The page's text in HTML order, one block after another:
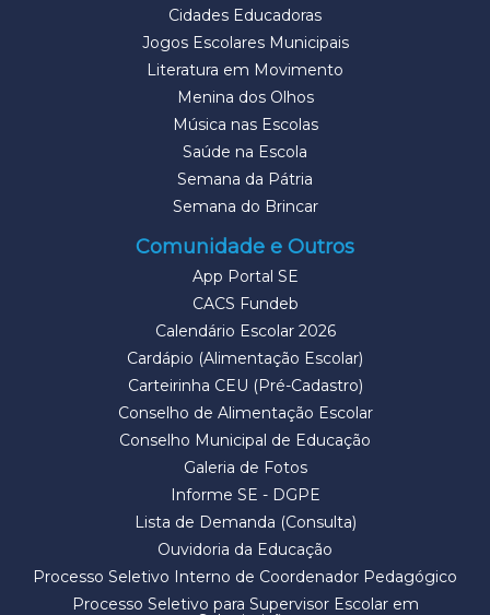
Cidades Educadoras
Jogos Escolares Municipais
Literatura em Movimento
Menina dos Olhos
Música nas Escolas
Saúde na Escola
Semana da Pátria
Semana do Brincar
Comunidade e Outros
App Portal SE
CACS Fundeb
Calendário Escolar 2026
Cardápio (Alimentação Escolar)
Carteirinha CEU (Pré-Cadastro)
Conselho de Alimentação Escolar
Conselho Municipal de Educação
Galeria de Fotos
Informe SE - DGPE
Lista de Demanda (Consulta)
Ouvidoria da Educação
Processo Seletivo Interno de Coordenador Pedagógico
Processo Seletivo para Supervisor Escolar em